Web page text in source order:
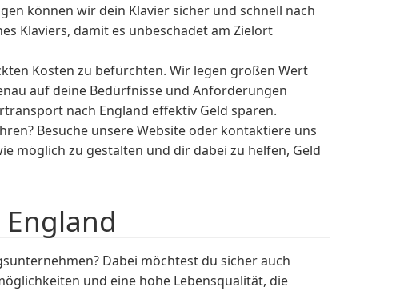
können wir dein Klavier sicher und schnell nach
Klaviers, damit es unbeschadet am Zielort
Kosten zu befürchten. Wir legen großen Wert
auf deine Bedürfnisse und Anforderungen
nach England effektiv Geld sparen.
Besuche unsere Website oder kontaktiere uns
möglich zu gestalten und dir dabei zu helfen, Geld
Dabei möchtest du sicher auch
und eine hohe Lebensqualität, die